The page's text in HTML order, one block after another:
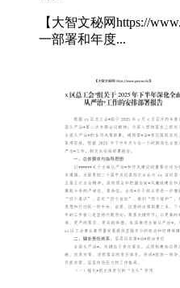
【大智文秘网https://
一部署和年度...